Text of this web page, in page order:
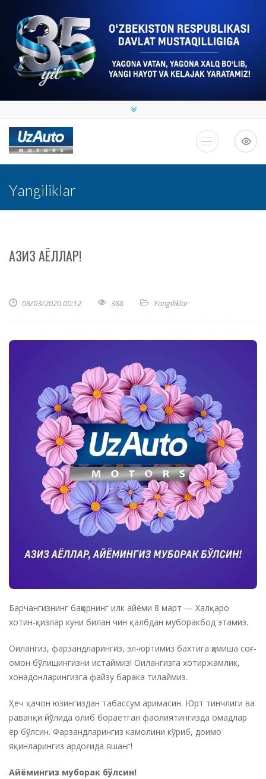
Yangiliklar
АЗИЗ АЁЛЛАР!
08/03/2020 00:12 388 Yangiliklar
Барчангизнинг баҳорнинг илк айёми 8 март — Халқаро
хотин-қизлар куни билан чин қалбдан муборакбод этамиз.
Оилангиз, фарзандларингиз, эл-юртимиз бахтига ҳамиша соғ-
омон бўлишингизни истаймиз! Оилангизга хотиржамлик,
хонадонларингизга файзу барака тилаймиз.
Ҳеч қачон юзингиздан табассум аримасин. Юрт тинчлиги ва
раванқи йўлида олиб бораётган фаолиятингизда омадлар
ёр бўлсин. Фарзандларингиз камолини кўриб, доимо
яқинларингиз ардоғида яшанг!
Айёмингиз муборак бўлсин!